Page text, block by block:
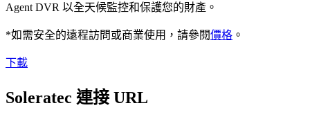
Agent DVR 以全天候監控和保護您的財產。
*如需安全的遠程訪問或商業使用，請參閱價格 。
下載
Soleratec 連接 URL